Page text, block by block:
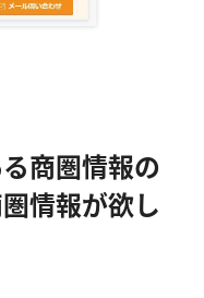
商圏情報の
情報が欲し